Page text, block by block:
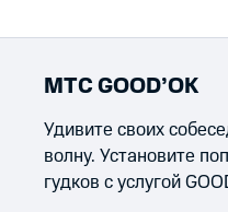
МТС GOOD’OK
Удивите своих
волну. Установите
гудков с услугой